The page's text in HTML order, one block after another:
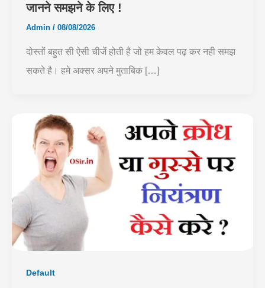
जानने समझने के लिए !
Admin / 08/08/2026
दोस्तों बहुत सी ऐसी चीजें होती है जो हम केवल पढ़ कर नही समझ
सकते है। हमे अक्सर अपने मुताबिक […]
Default